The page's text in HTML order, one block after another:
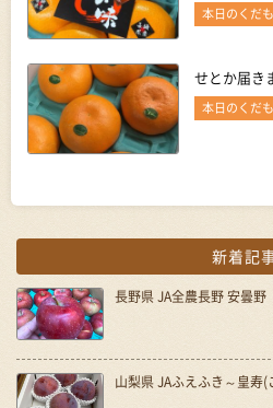
本日のくだ
せとか届き
本日のくだ
新着記
長野県 JA全農長野 安曇
山梨県 JAふえふき～皇寿(